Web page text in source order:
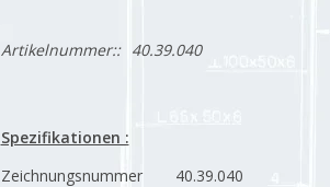
Artikelnummer:: 40.39.040
Spezifikationen :
Zeichnungsnummer
40.39.040